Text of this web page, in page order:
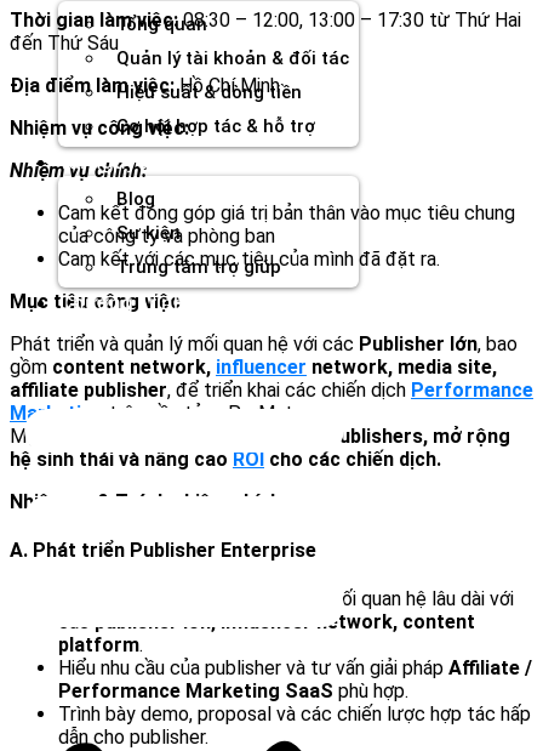
Tổng quan
Quản lý tài khoản & đối tác
Hiệu suất & dòng tiền
Cơ hội hợp tác & hỗ trợ
Tài nguyên
Blog
Sự kiện
Trung tâm trợ giúp
Chương Trình Creator
Thời gian làm việc:08:30 – 12:00, 13:00 – 17:30 từ Thứ Hai
đến Thứ Sáu
Địa điểm làm việc:Hồ Chí Minh
Nhiệm vụ công việc:
Nhiệm vụ chính:
Cam kết đóng góp giá trị bản thân vào mục tiêu chung
của công ty và phòng ban
Cam kết với các mục tiêu của mình đã đặt ra.
Mục tiêu công việc
Phát triển và quản lý mối quan hệ với các Publisher lớn, bao
gồm content network, influencer network, media site,
affiliate publisher, để triển khai các chiến dịch Performance
Marketing
trên nền tảng PerMate.
Mục tiêu là
tối đa hóa doanh thu từ publishers, mở rộng
hệ sinh thái và nâng cao ROI cho các chiến dịch.
Nhiệm vụ & Trách nhiệm chính
A. Phát triển Publisher Enterprise
Tìm kiếm, tiếp cận và xây dựng mối quan hệ lâu dài với
các publisher lớn, influencer network, content
platform.
Hiểu nhu cầu của publisher và tư vấn giải pháp Affiliate /
Performance Marketing SaaS phù hợp.
Trình bày demo, proposal và các chiến lược hợp tác hấp
dẫn cho publisher.